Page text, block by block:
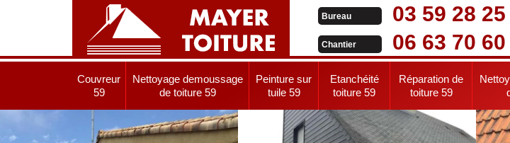
Bureau 03 59 28 25
Chantier 06 63 70 60
Couvreur
59
Nettoyage demoussage
de toiture 59
Peinture sur
tuile 59
Etanchéité
toiture 59
Réparation de
toiture 59